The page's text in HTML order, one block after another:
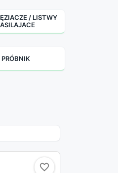
/ LISTWY
PRÓBNIK
favorite_border
favorite_border